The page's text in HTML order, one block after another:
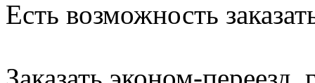
Есть возможность